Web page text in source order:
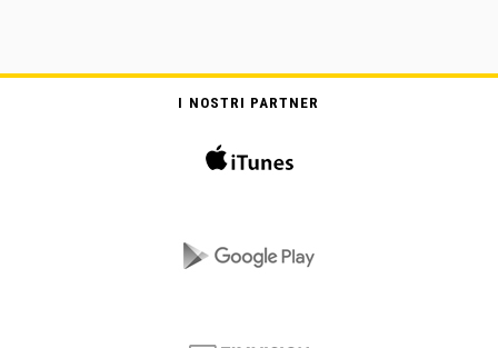
I NOSTRI PARTNER